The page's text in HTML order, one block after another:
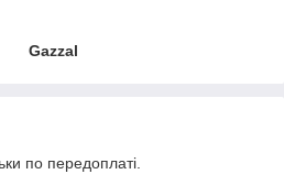
Gazzal
по передоплаті.